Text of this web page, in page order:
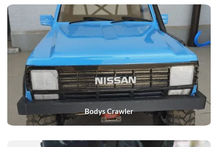
Bodys Crawler